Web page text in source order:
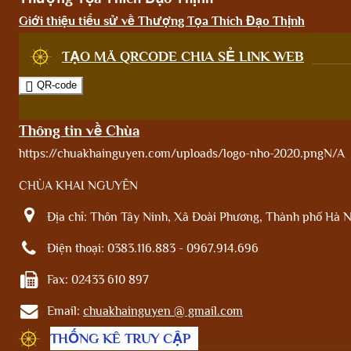
Giới thiệu tiểu sử về Thượng Tọa Thích Đạo Thịnh
TẠO MÃ QRCODE CHIA SẺ LINK WEB
QR-code
Thông tin về Chùa
https://chuakhainguyen.com/uploads/logo-nho-2020.pngN/A
CHÙA KHAI NGUYÊN
Địa chỉ: Thôn Tây Ninh, Xã Đoài Phương, Thành phố Hà
Điện thoại: 0383.116.883 - 0967.914.696
Fax: 02433 610 897
Email: chuakhainguyen @ gmail.com
THỐNG KÊ TRUY CẬP